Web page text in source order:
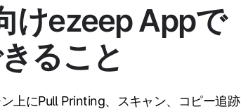
けezeep Appで
ること
上にPull Printing、スキャン、コピー追跡